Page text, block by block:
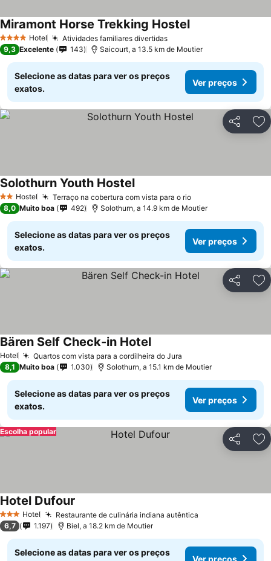
4 EstrelasHotel Atividades familiares divertidas
Miramont Horse Trekking Hostel
9,3 Excelente 143 Saicourt, a 13.5 km de Moutier
Selecione as datas para ver os preços
exatos.
Ver preços
Partilhar
2 Estrelas
Hostel Terraço na cobertura com vista para o rio
Solothurn Youth Hostel
8,0 Muito boa 492 Solothurn, a 14.9 km de Moutier
Selecione as datas para ver os preços
exatos.
Ver preços
Partilhar
Hotel Quartos com vista para a cordilheira do Jura
Bären Self Check-in Hotel
8,1 Muito boa 1.030 Solothurn, a 15.1 km de Moutier
Selecione as datas para ver os preços
exatos.
Ver preços
Partilhar
Escolha popular
3 EstrelasHotel Restaurante de culinária indiana autêntica
Hotel Dufour
6,7 1.197 Biel, a 18.2 km de Moutier
Selecione as datas para ver os preços
Ver preços